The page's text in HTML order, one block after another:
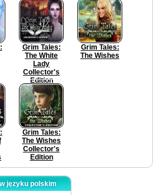
Grim Tales:
The White
Lady
Collector's
Edition
Grim Tales:
The Wishes
Grim Tales:
The Wishes
Collector's
Edition
języku polskim